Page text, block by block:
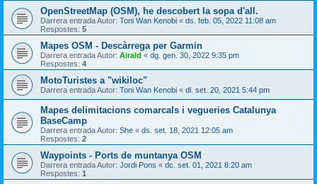
OpenStreetMap (OSM), he descobert la sopa d'all.
Darrera entrada Autor: Toni Wan Kenobi « ds. feb. 05, 2022 11:08 am
Respostes: 5
Mapes OSM - Descàrrega per Garmin
Darrera entrada Autor: Airald « dg. gen. 30, 2022 9:35 pm
Respostes: 4
MotoTuristes a "wikiloc"
Darrera entrada Autor: Toni Wan Kenobi « dl. set. 20, 2021 5:44 pm
Mapes delimitacions comarcals i vegueries Catalunya
BaseCamp
Darrera entrada Autor: She « ds. set. 18, 2021 12:05 am
Respostes: 2
Waypoints - Ports de muntanya OSM
Darrera entrada Autor: Jordi Pons « dc. set. 01, 2021 8:20 am
Respostes: 1